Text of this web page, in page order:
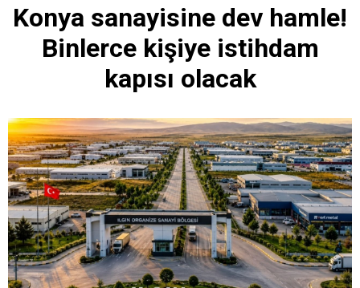
Konya sanayisine dev hamle!
Binlerce kişiye istihdam
kapısı olacak